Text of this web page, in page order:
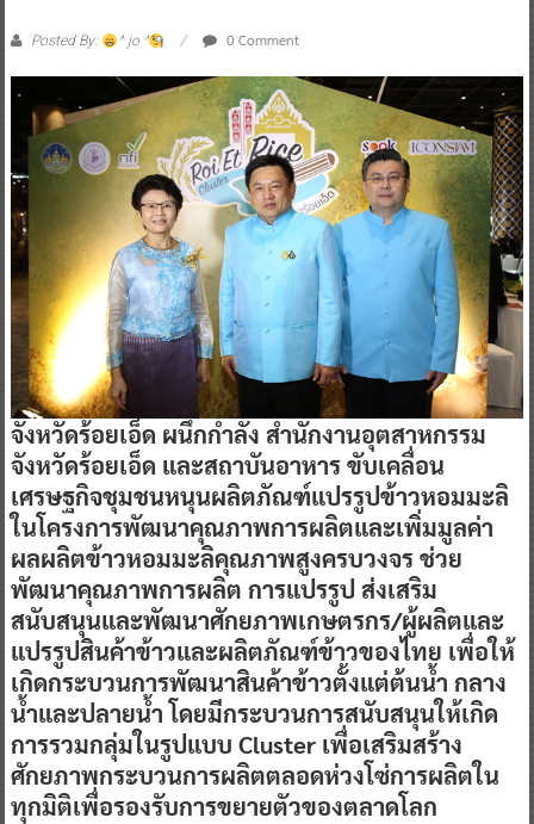
Posted By: ^ jo ^ 0 Comment
จังหวัดร้อยเอ็ด ผนึกกำลัง สำนักงานอุตสาหกรรม
จังหวัดร้อยเอ็ด และสถาบันอาหาร ขับเคลื่อน
เศรษฐกิจชุมชนหนุนผลิตภัณฑ์แปรรูปข้าวหอมมะลิ
ในโครงการพัฒนาคุณภาพการผลิตและเพิ่มมูลค่า
ผลผลิตข้าวหอมมะลิคุณภาพสูงครบวงจร ช่วย
พัฒนาคุณภาพการผลิต การแปรรูป ส่งเสริม
สนับสนุนและพัฒนาศักยภาพเกษตรกร/ผู้ผลิตและ
แปรรูปสินค้าข้าวและผลิตภัณฑ์ข้าวของไทย เพื่อให้
เกิดกระบวนการพัฒนาสินค้าข้าวตั้งแต่ต้นน้ำ กลาง
น้ำและปลายน้ำ โดยมีกระบวนการสนับสนุนให้เกิด
การรวมกลุ่มในรูปแบบ Cluster เพื่อเสริมสร้าง
ศักยภาพกระบวนการผลิตตลอดห่วงโซ่การผลิตใน
ทุกมิติเพื่อรองรับการขยายตัวของตลาดโลก